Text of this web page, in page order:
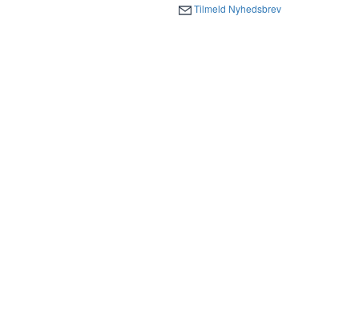
Tilmeld Nyhedsbrev